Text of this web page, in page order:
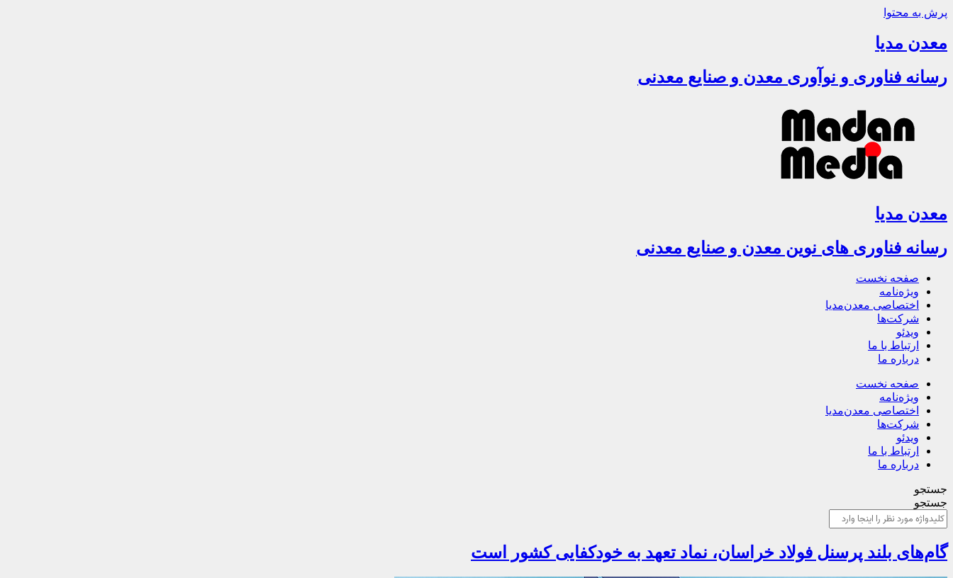
پرش به محتوا
معدن مدیا
رسانه فناوری و نوآوری معدن و صنایع معدنی
معدن مدیا
رسانه فناوری های نوین معدن و صنایع معدنی
صفحه نخست
ویژه‌نامه
اختصاصی معدن‌مدیا
شرکت‌ها
ویدئو
ارتباط با ما
درباره ما
صفحه نخست
ویژه‌نامه
اختصاصی معدن‌مدیا
شرکت‌ها
ویدئو
ارتباط با ما
درباره ما
جستجو
جستجو
گام‌های بلند پرسنل فولاد خراسان، نماد تعهد به خودکفایی کشور است